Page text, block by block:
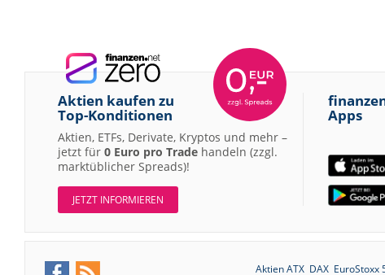
Aktien kaufen zu
Top-Konditionen
Aktien, ETFs, Derivate, Kryptos und mehr –
jetzt für 0 Euro pro Trade handeln (zzgl.
marktüblicher Spreads)!
JETZT INFORMIEREN
Apps
Aktien ATX DAX EuroStoxx